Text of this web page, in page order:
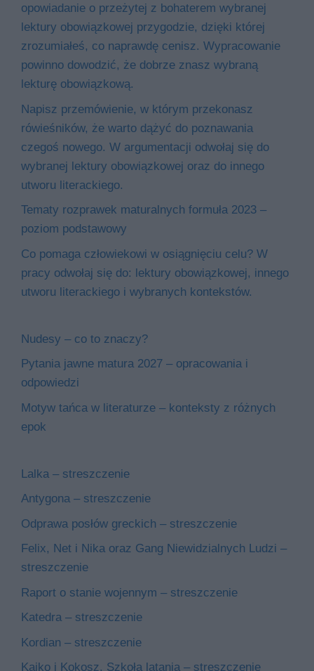
opowiadanie o przeżytej z bohaterem wybranej
lektury obowiązkowej przygodzie, dzięki której
zrozumiałeś, co naprawdę cenisz. Wypracowanie
powinno dowodzić, że dobrze znasz wybraną
lekturę obowiązkową.
Napisz przemówienie, w którym przekonasz
rówieśników, że warto dążyć do poznawania
czegoś nowego. W argumentacji odwołaj się do
wybranej lektury obowiązkowej oraz do innego
utworu literackiego.
Tematy rozprawek maturalnych formuła 2023 –
poziom podstawowy
Co pomaga człowiekowi w osiągnięciu celu? W
pracy odwołaj się do: lektury obowiązkowej, innego
utworu literackiego i wybranych kontekstów.
Nudesy – co to znaczy?
Pytania jawne matura 2027 – opracowania i
odpowiedzi
Motyw tańca w literaturze – konteksty z różnych
epok
Lalka – streszczenie
Antygona – streszczenie
Odprawa posłów greckich – streszczenie
Felix, Net i Nika oraz Gang Niewidzialnych Ludzi –
streszczenie
Raport o stanie wojennym – streszczenie
Katedra – streszczenie
Kordian – streszczenie
Kajko i Kokosz. Szkoła latania – streszczenie